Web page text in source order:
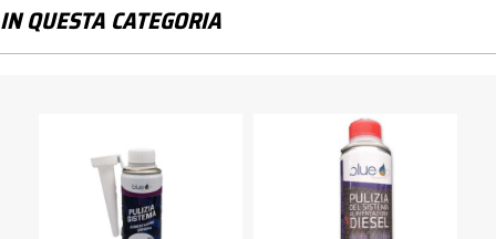
IN QUESTA CATEGORIA